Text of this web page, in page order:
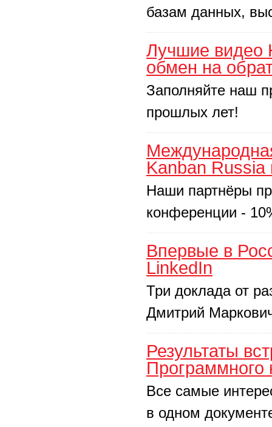
базам данных,
Лучшие видео
обмен на
Заполняйте наш
прошлых лет!
Kanban Russia
Наши партнёры
конференции -
Впервые в
LinkedIn
Три доклада от
Дмитрий
Результаты
Программного
Все самые
в одном